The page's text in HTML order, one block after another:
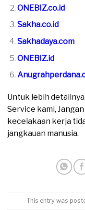
ONEBIZ.co.id
Sakha.co.id
Sakhadaya.com
ONEBIZ.id
Untuk lebih
Service kami,
kecelakaan kerja
jangkauan manusia.
This entry was